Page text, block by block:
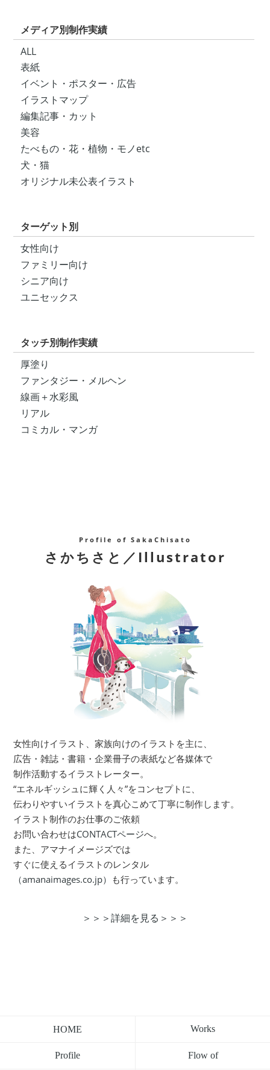
メディア別制作実績
ALL
表紙
イベント・ポスター・広告
イラストマップ
編集記事・カット
美容
たべもの・花・植物・モノetc
犬・猫
オリジナル未公表イラスト
ターゲット別
女性向け
ファミリー向け
シニア向け
ユニセックス
タッチ別制作実績
厚塗り
ファンタジー・メルヘン
線画＋水彩風
リアル
コミカル・マンガ
Profile of SakaChisato
さかちさと／Illustrator
女性向けイラスト、家族向けのイラストを主に、
広告・雑誌・書籍・企業冊子の表紙など各媒体で
制作活動するイラストレーター。
“エネルギッシュに輝く人々”をコンセプトに、
伝わりやすいイラストを真心こめて丁寧に制作します。
イラスト制作のお仕事のご依頼
お問い合わせはCONTACTページへ。
また、アマナイメージズでは
すぐに使えるイラストのレンタル
（amanaimages.co.jp） も行っています。
＞＞＞詳細を見る＞＞＞
HOME Works
Profile Flow of